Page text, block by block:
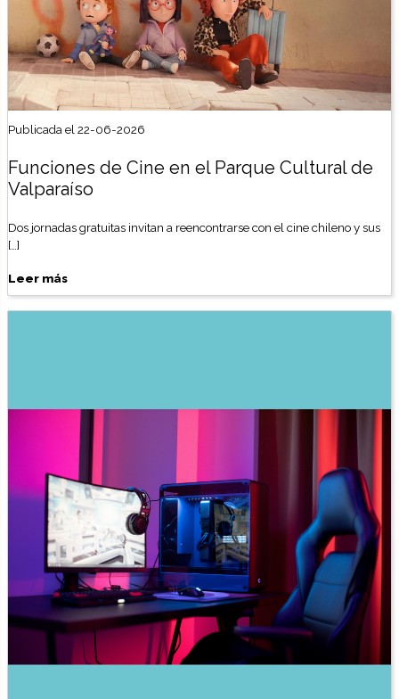
Publicada el 22-06-2026
Funciones de Cine en el Parque Cultural de
Valparaíso
Dos jornadas gratuitas invitan a reencontrarse con el cine chileno y sus
[…]
Leer más